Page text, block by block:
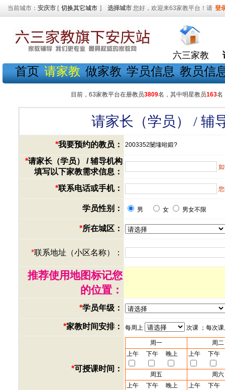
当前城市： 安庆市 [ 切换其它城市 ] 选择城市 您好，欢迎来63家教平台！请 登
六三家教
首页 请家教 做家教 学员信息 教员信
目前，63家教平台在册教员3809名，其中明星教员163名
请家长（学员） / 辅
*我要预约的教员： 2003352闄堟暀鍛?
*请家长（学员） / 辅导机构
填写以下家教需求信息：
*联系电话或手机：
学员性别： 男 女 男女不限
*所在城区：
*联系地址（小区名称）：
推荐使用地图标记您
的位置：
*学员年级：
*家教时间安排： 每周上 次课 ；每次
*可授课时间：
周一
周二
上午
下午 晚上 上午 下午
周五
周六
上午
下午 晚上 上午 下午